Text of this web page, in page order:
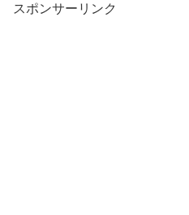
スポンサーリンク